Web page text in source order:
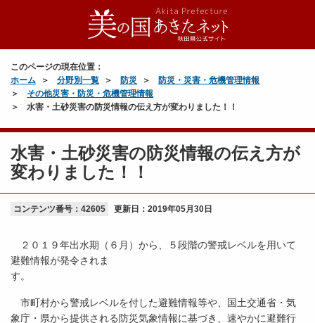
このページの現在位置：
ホーム
分野別一覧 防災
防災・災害・危機管理情報
その他災害・防災・危機管理情報
水害・土砂災害の防災情報の伝え方が変わりました！！
水害・土砂災害の防災情報の伝え方が
変わりました！！
コンテンツ番号：42605 更新日： 2019年05月30日
２０１９年出水期（６月）から、５段階の警戒レベルを用いて
避難情報が発令されま
す。
市町村から警戒レベルを付した避難情報等や、国土交通省・気
象庁・県から提供される防災気象情報に基づき、速やかに避難行